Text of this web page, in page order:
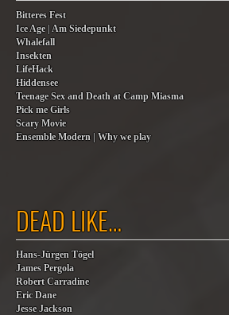
Bitteres Fest
Ice Age | Am Siedepunkt
Whalefall
Insekten
LifeHack
Hiddensee
Teenage Sex and Death at Camp Miasma
Pick me Girls
Scary Movie
Ensemble Modern | Why we play
DEAD LIKE…
Hans-Jürgen Tögel
James Pergola
Robert Carradine
Eric Dane
Jesse Jackson